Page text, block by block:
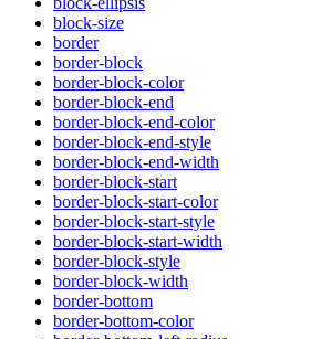
block-size
border
border-block
border-block-color
border-block-end
border-block-end-color
border-block-end-style
border-block-end-width
border-block-start
border-block-start-color
border-block-start-style
border-block-start-width
border-block-style
border-block-width
border-bottom
border-bottom-color